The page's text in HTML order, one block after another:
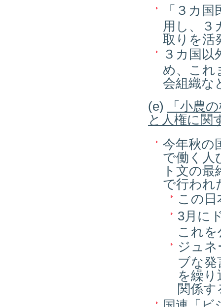
「３カ
用し、３
取りを活
３カ国以
め、これ
会組織な
(e)
「小農
と人権に関
今年秋の
で働く人
ト文の
で行われ
この
3月に
これ
ジュ
ブな発
を繰
関係す